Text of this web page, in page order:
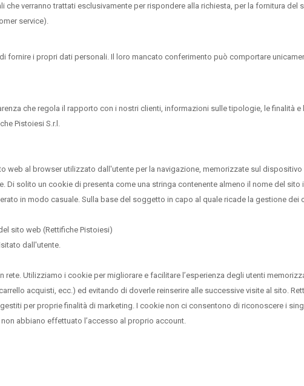
verranno trattati esclusivamente per rispondere alla richiesta, per la fornitura del
service).
i propri dati personali. Il loro mancato conferimento può comportare
che regola il rapporto con i nostri clienti, informazioni sulle tipologie, le finalità
Pistoiesi S.r.l.
al browser utilizzato dall'utente per la navigazione, memorizzate sul dispositivo
solito un cookie di presenta come una stringa contenente almeno il nome del
in modo casuale. Sulla base del soggetto in capo al quale ricade la gestione dei
sito web (Rettifiche Pistoiesi)
dall'utente.
Utilizziamo i cookie per migliorare e facilitare l’esperienza degli utenti
acquisti, ecc.) ed evitando di doverle reinserire alle successive visite al sito.
per proprie finalità di marketing. I cookie non ci consentono di riconoscere i
abbiano effettuato l’accesso al proprio account.